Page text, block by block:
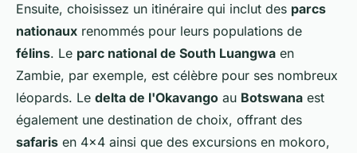
Ensuite, choisissez un itinéraire qui inclut des parcs
nationaux renommés pour leurs populations de
félins. Le parc national de South Luangwa en
Zambie, par exemple, est célèbre pour ses nombreux
léopards. Le delta de l'Okavango au Botswana est
également une destination de choix, offrant des
safaris en 4x4 ainsi que des excursions en mokoro,